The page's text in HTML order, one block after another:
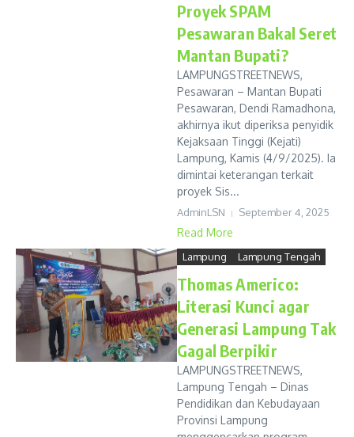
Proyek SPAM
Pesawaran Bakal Seret
Mantan Bupati?
LAMPUNGSTREETNEWS,
Pesawaran – Mantan Bupati
Pesawaran, Dendi Ramadhona,
akhirnya ikut diperiksa penyidik
Kejaksaan Tinggi (Kejati)
Lampung, Kamis (4/9/2025). Ia
dimintai keterangan terkait
proyek Sis...
AdminLSN September 4, 2025
Read More
Lampung Lampung Tengah
Thomas Americo:
Literasi Kunci agar
Generasi Lampung Tak
Gagal Berpikir
LAMPUNGSTREETNEWS,
Lampung Tengah – Dinas
Pendidikan dan Kebudayaan
Provinsi Lampung